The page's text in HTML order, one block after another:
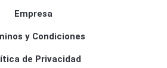
Empresa
y Condiciones
de Privacidad